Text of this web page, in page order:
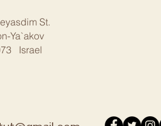
St.
Ya`akov
Israel